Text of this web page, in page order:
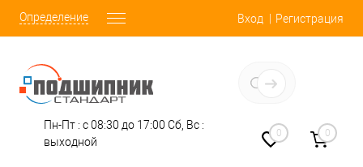
Определение Вход Регистрация
Пн-Пт : с 08:30 до 17:00 Сб, Вс :
выходной
0 0